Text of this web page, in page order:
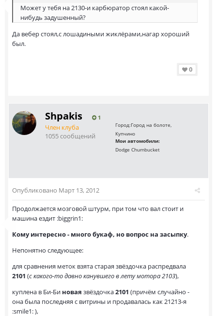
Может у тебя на 2130-и карбюратор стоял какой-
нибудь задушенный?
Да вебер стоял,с лошадиными жиклёрами,нагар хороший
был.
0
Shpakis 1
Член клуба
1055 сообщений
Город:Город на болоте,
Купчино
Мои автомобили:
Dodge Chumbucket
Опубликовано Март 13, 2012
Продолжается мозговой штурм, при том что вал стоит и
машина ездит :biggrin1:
Кому интересно - много букаф, но вопрос на засыпку.
Непонятно следующее:
для сравнения меток взята старая звёздочка распредвала
2101 (с какого-то давно канувшего в лету мотора 2103),
куплена в Би-Би новая звёздочка2101 (причём случайно -
она была последняя с витрины и продавалась как 21213-я
:smile1: ),